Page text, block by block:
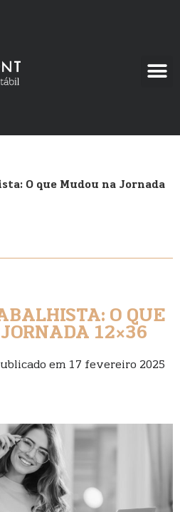
O que Mudou na Jornada
O QUE
12×36
em 17 fevereiro 2025